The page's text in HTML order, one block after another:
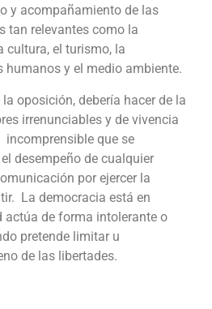
y acompañamiento de las
tan relevantes como la
cultura, el turismo, la
humanos y el medio ambiente.
oposición, debería hacer de la
irrenunciables y de vivencia
que se
desempeño de cualquier
por ejercer la
La democracia está en
actúa de forma intolerante o
pretende limitar u
de las libertades.